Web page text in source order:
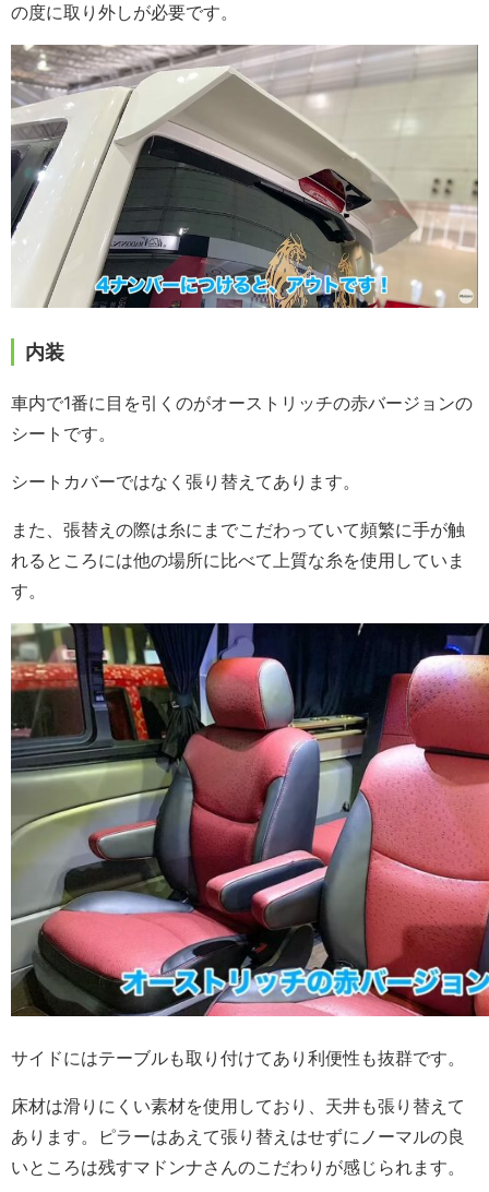
の度に取り外しが必要です。
内装
車内で1番に目を引くのがオーストリッチの赤バージョンの
シートです。
シートカバーではなく張り替えてあります。
また、張替えの際は糸にまでこだわっていて頻繁に手が触
れるところには他の場所に比べて上質な糸を使用していま
す。
サイドにはテーブルも取り付けてあり利便性も抜群です。
床材は滑りにくい素材を使用しており、天井も張り替えて
あります。ピラーはあえて張り替えはせずにノーマルの良
いところは残すマドンナさんのこだわりが感じられます。